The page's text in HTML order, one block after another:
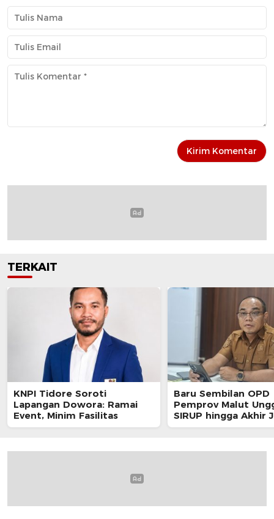
TERKAIT
KNPI Tidore Soroti
Lapangan Dowora: Ramai
Event, Minim Fasilitas
Baru Sembilan OPD
Pemprov Malut
SIRUP hingga Akhir